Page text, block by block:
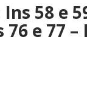
58 e
e 77 –